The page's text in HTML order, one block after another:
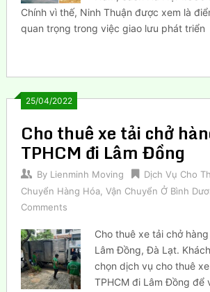
Chính vì thế, Ninh Thuận được xem là
quan trọng trong việc giao lưu phát triển
25/04/2022
Cho thuê xe tải chở
TPHCM đi Lâm Đồng
By Lienminh Moving Dịch Vụ Cho
Chuyển Hàng Hóa, Vận Chuyển Ở Bình
Comments
Cho thuê xe tải chở
Lâm Đồng, Đà Lạt.
chọn dịch vụ cho thuê
TPHCM đi Lâm Đồng để